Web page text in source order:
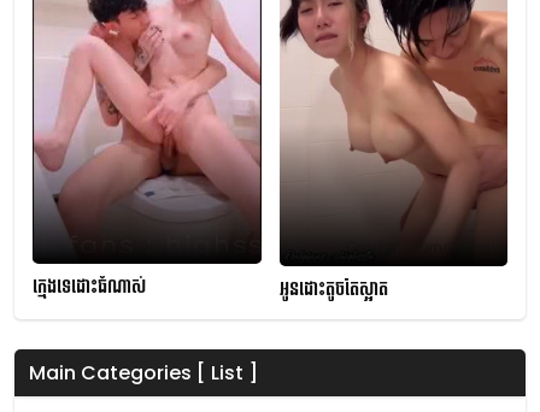
ក្មេងទេដោះធំណាស់ អូនដោះតូចតែស្អាត
Main Categories [ List ]